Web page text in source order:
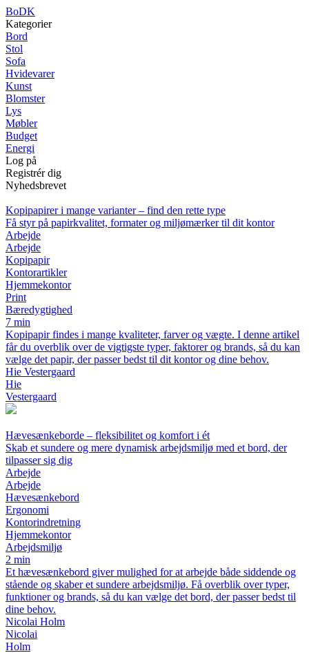
BoDK
Kategorier
Bord
Stol
Sofa
Hvidevarer
Kunst
Blomster
Lys
Møbler
Budget
Energi
Log på
Registrér dig
Nyhedsbrevet
Kopipapirer i mange varianter – find den rette type
Få styr på papirkvalitet, formater og miljømærker til dit kontor
Arbejde
Arbejde
Kopipapir
Kontorartikler
Hjemmekontor
Print
Bæredygtighed
7 min
Kopipapir findes i mange kvaliteter, farver og vægte. I denne artikel
får du overblik over de vigtigste typer, faktorer og brands, så du kan
vælge det papir, der passer bedst til dit kontor og dine behov.
Hie Vestergaard
Hie
Vestergaard
Hævesænkeborde – fleksibilitet og komfort i ét
Skab et sundere og mere dynamisk arbejdsmiljø med et bord, der
tilpasser sig dig
Arbejde
Arbejde
Hævesænkebord
Ergonomi
Kontorindretning
Hjemmekontor
Arbejdsmiljø
2 min
Et hævesænkebord giver mulighed for at arbejde både siddende og
stående og skaber et sundere arbejdsmiljø. Få overblik over typer,
funktioner og brands, så du kan vælge det bord, der passer bedst til
dine behov.
Nicolai Holm
Nicolai
Holm